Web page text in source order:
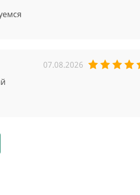
07.08.2026